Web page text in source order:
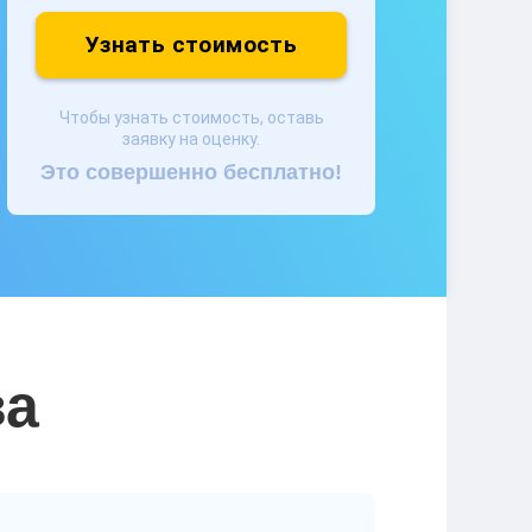
Узнать стоимость
Чтобы узнать стоимость, оставь
заявку на оценку.
Это совершенно бесплатно!